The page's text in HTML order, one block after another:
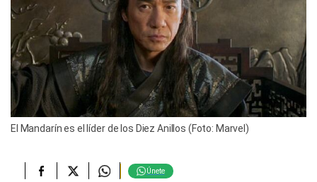
El Mandarín es el líder de los Diez Anillos (Foto: Marvel)
Únete